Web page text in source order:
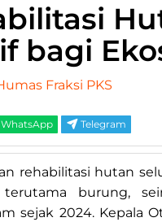
bagi
Fraksi PKS
WhatsApp Telegram
rehabilitasi hutan
terutama burung,
sejak 2024. Kepala